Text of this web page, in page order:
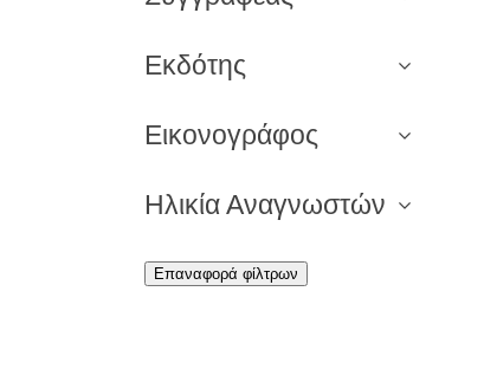
Εκδότης
Εικονογράφος
Ηλικία Αναγνωστών
Επαναφορά φίλτρων